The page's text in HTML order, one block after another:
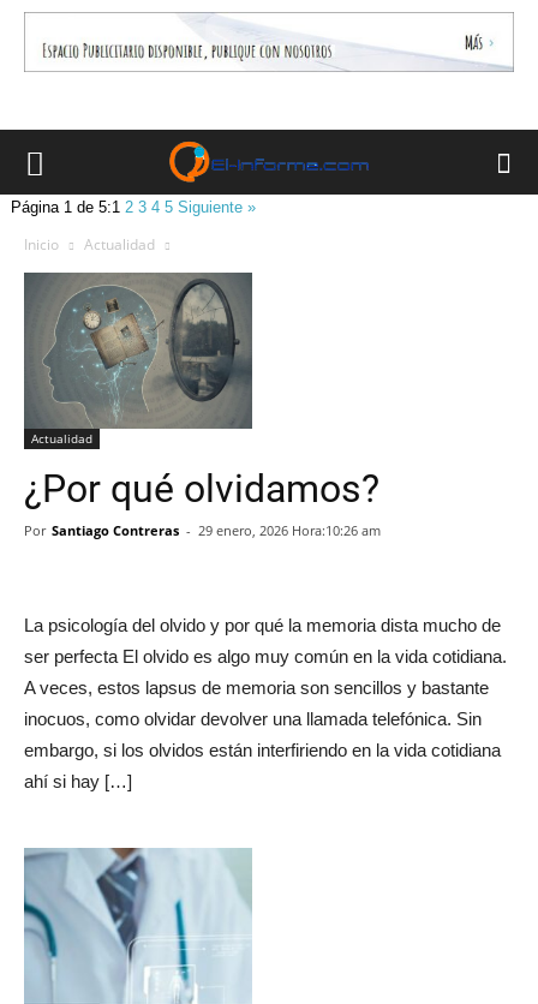
Página 1 de 5:12 3 4 5 Siguiente »
Inicio Actualidad
Actualidad
¿Por qué olvidamos?
Por Santiago Contreras - 29 enero, 2026 Hora:10:26 am
La psicología del olvido y por qué la memoria dista mucho de
ser perfecta El olvido es algo muy común en la vida cotidiana.
A veces, estos lapsus de memoria son sencillos y bastante
inocuos, como olvidar devolver una llamada telefónica. Sin
embargo, si los olvidos están interfiriendo en la vida cotidiana
ahí si hay […]